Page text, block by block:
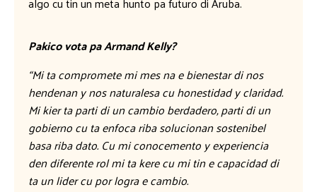
Pakico vota pa Armand Kelly?
“Mi ta compromete mi mes na e bienestar di nos
hendenan y nos naturalesa cu honestidad y claridad.
Mi kier ta parti di un cambio berdadero, parti di un
gobierno cu ta enfoca riba solucionan sostenibel
basa riba dato. Cu mi conocemento y experiencia
den diferente rol mi ta kere cu mi tin e capacidad di
ta un lider cu por logra e cambio.